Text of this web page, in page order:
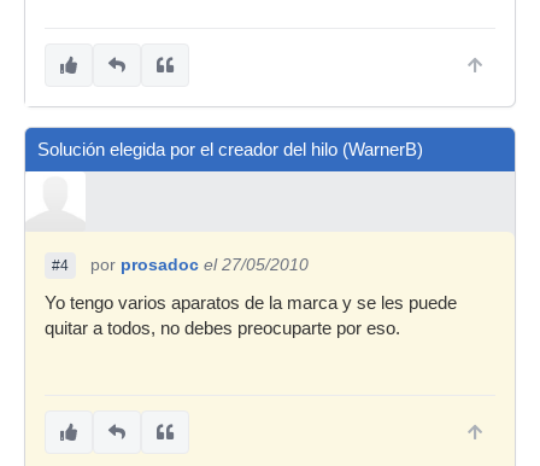
Solución elegida por el creador del hilo (WarnerB)
#4 por prosadoc el 27/05/2010
Yo tengo varios aparatos de la marca y se les puede
quitar a todos, no debes preocuparte por eso.